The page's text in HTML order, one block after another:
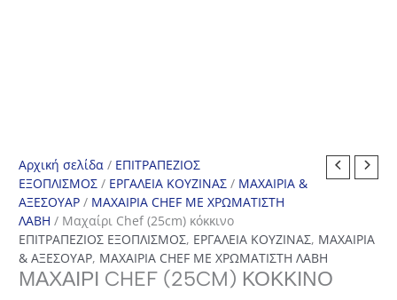
Αρχική σελίδα / ΕΠΙΤΡΑΠΕΖΙΟΣ
ΕΞΟΠΛΙΣΜΟΣ / ΕΡΓΑΛΕΙΑ ΚΟΥΖΙΝΑΣ / ΜΑΧΑΙΡΙΑ &
ΑΞΕΣΟΥΑΡ / ΜΑΧΑΙΡΙΑ CHEF ΜΕ ΧΡΩΜΑΤΙΣΤΗ
ΛΑΒΗ / Μαχαίρι Chef (25cm) κόκκινο
ΕΠΙΤΡΑΠΕΖΙΟΣ ΕΞΟΠΛΙΣΜΟΣ, ΕΡΓΑΛΕΙΑ ΚΟΥΖΙΝΑΣ, ΜΑΧΑΙΡΙΑ
& ΑΞΕΣΟΥΑΡ, ΜΑΧΑΙΡΙΑ CHEF ΜΕ ΧΡΩΜΑΤΙΣΤΗ ΛΑΒΗ
ΜΑΧΑΊΡΙ CHEF (25CM) ΚΌΚΚΙΝΟ